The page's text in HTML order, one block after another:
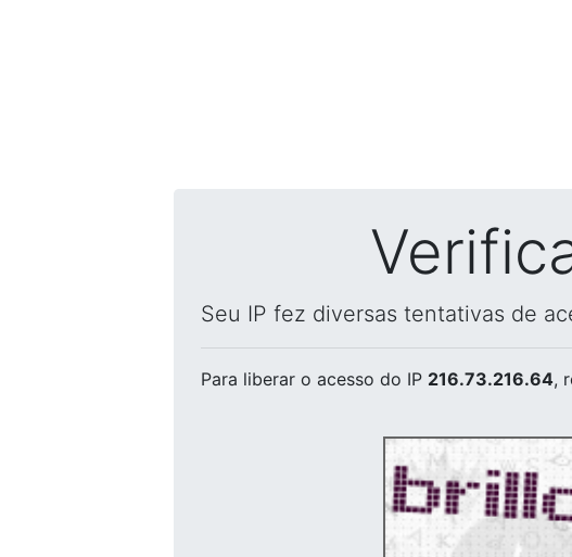
Seu IP fez diversas tentativas de
Para liberar o acesso do IP 216.73.216.64,